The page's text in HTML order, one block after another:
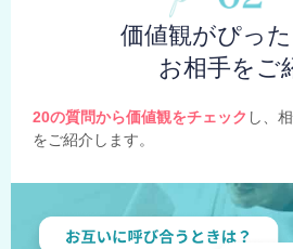
価値観がぴっ
お相手をご
20の質問から価値観をチェック し、
をご紹介します。